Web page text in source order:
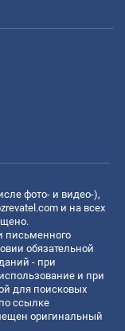
фото- и видео-),
и на всех
письменного
обязательной
- при
и при
для поисковых
ссылке
оригинальный